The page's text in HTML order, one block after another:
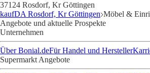
37124 Rosdorf, Kr Göttingen
kaufDA Rosdorf, Kr Göttingen Möbel &
Angebote und aktuelle Prospekte
Unternehmen
Über Bonial.deFür Handel und Hersteller
Supermarkt Angebote